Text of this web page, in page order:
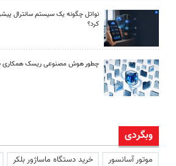
نواتل چگونه یک سیستم سانترال
کرد؟
چطور هوش مصنوعی ریسک همکاری
وبگردی
موتور آسانسور خرید دستگاه ماساژور بلکر